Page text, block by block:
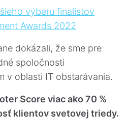
výberu finalistov
Awards 2022
dokázali, že sme pre
spoločnosti
v oblasti IT obstarávania.
Score viac ako 70 %
klientov svetovej triedy.